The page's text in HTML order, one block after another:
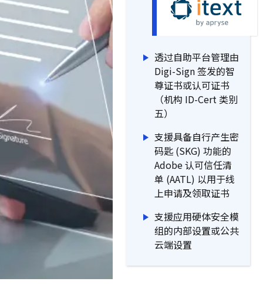
透过自助平台管理由
Digi-Sign 签发的智
尊证书或认可证书
（机构 ID-Cert 类别
五）
支援具备自行产生密
码匙 (SKG) 功能的
Adobe 认可信任清
单 (AATL) 以用于线
上申请及领取证书
支援应用硬体安全模
组的内部设置或公共
云端设置